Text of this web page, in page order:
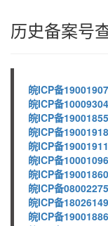
历史备案号
皖ICP备
皖ICP备
皖ICP备
皖ICP备
皖ICP备
皖ICP备
皖ICP备
皖ICP备
皖ICP备
皖ICP备